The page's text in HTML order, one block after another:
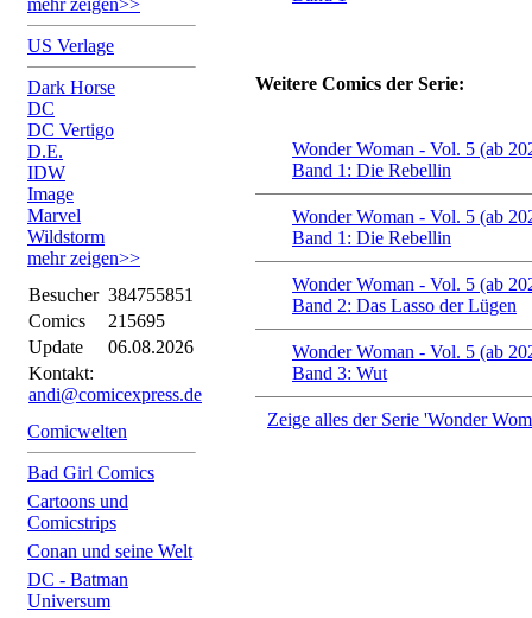
mehr zeigen>>
US Verlage
Dark Horse
DC
DC Vertigo
D.E.
IDW
Image
Marvel
Wildstorm
mehr zeigen>>
Besucher 384755851
Comics
215695
Update
06.08.2026
Kontakt:
andi@comicexpress.de
Comicwelten
Bad Girl Comics
Cartoons und
Comicstrips
Conan und seine Welt
DC - Batman
Universum
Weitere Comics der Serie:
Wonder Woman - Vol. 5 (ab
Band 1: Die Rebellin
Wonder Woman - Vol. 5 (ab
Band 1: Die Rebellin
Wonder Woman - Vol. 5 (ab
Band 2: Das Lasso der Lügen
Wonder Woman - Vol. 5 (ab
Band 3: Wut
Zeige alles der Serie 'Wonder